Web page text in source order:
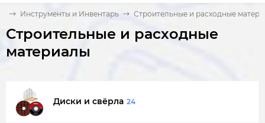
Инструменты и Инвентарь Строительные и расходные
Строительные и расходные
материалы
Диски и свёрла 24